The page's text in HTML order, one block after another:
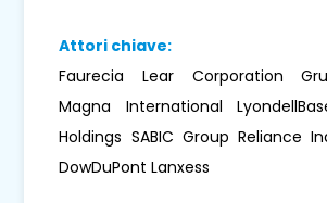
Attori chiave:
Faurecia Lear Corporation
Magna International
Holdings SABIC Group Reliance
DowDuPont Lanxess